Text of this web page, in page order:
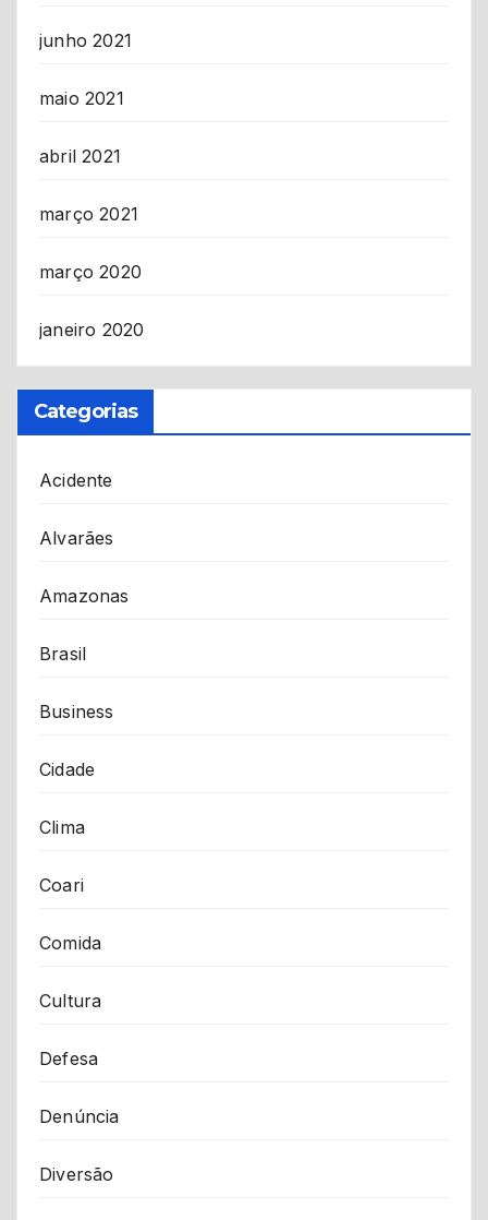
junho 2021
maio 2021
abril 2021
março 2021
março 2020
janeiro 2020
Categorias
Acidente
Alvarães
Amazonas
Brasil
Business
Cidade
Clima
Coari
Comida
Cultura
Defesa
Denúncia
Diversão